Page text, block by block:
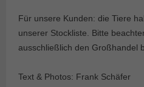
Für unsere Kunden: die Tiere
unserer Stockliste. Bitte
ausschließlich den Großhandel
Text & Photos: Frank Schäfer